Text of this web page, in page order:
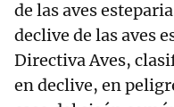
de las aves
declive de las aves
Directiva Aves,
en declive, en